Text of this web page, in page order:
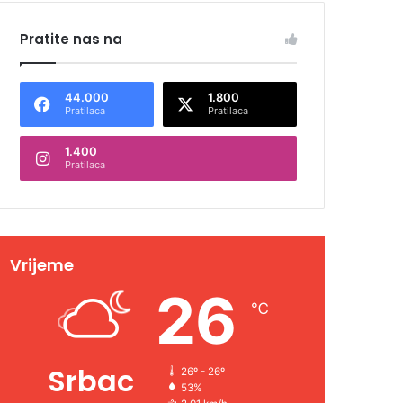
Pratite nas na
44.000
Pratilaca
1.800
Pratilaca
1.400
Pratilaca
Vrijeme
Srbac
26 ℃
26º - 26º
53%